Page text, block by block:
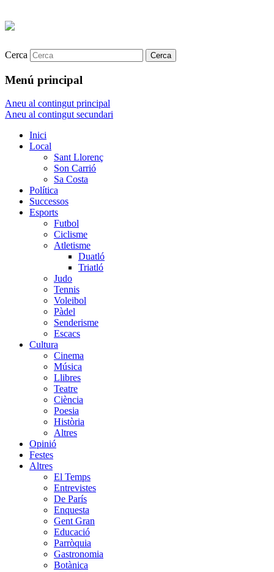
Cerca
Menú principal
Aneu al contingut principal
Aneu al contingut secundari
Inici
Local
Sant Llorenç
Son Carrió
Sa Costa
Política
Successos
Esports
Futbol
Ciclisme
Atletisme
Duatló
Triatló
Judo
Tennis
Voleibol
Pàdel
Senderisme
Escacs
Cultura
Cinema
Música
Llibres
Teatre
Ciència
Poesia
Història
Altres
Opinió
Festes
Altres
El Temps
Entrevistes
De París
Enquesta
Gent Gran
Educació
Parròquia
Gastronomia
Botànica